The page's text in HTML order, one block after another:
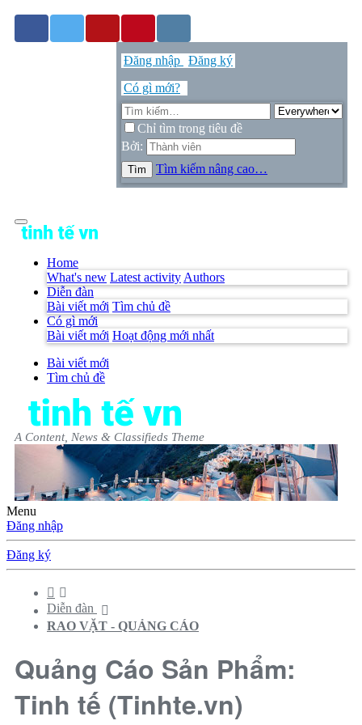
Đăng nhập Đăng ký
Có gì mới?
Chỉ tìm trong tiêu đề
Bởi:
Tìm Tìm kiếm nâng cao…
Home
What's new Latest activity Authors
Diễn đàn
Bài viết mới Tìm chủ đề
Có gì mới
Bài viết mới Hoạt động mới nhất
Bài viết mới
Tìm chủ đề
A Content, News & Classifieds Theme
Menu
Đăng nhập
Đăng ký
Diễn đàn
RAO VẶT - QUẢNG CÁO
Quảng Cáo Sản Phẩm: Tinh tế
(Tinhte.vn)